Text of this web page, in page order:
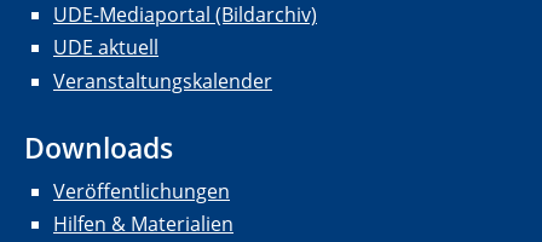
UDE-Mediaportal (Bildarchiv)
UDE aktuell
Veranstaltungskalender
Downloads
Veröffentlichungen
Hilfen & Materialien